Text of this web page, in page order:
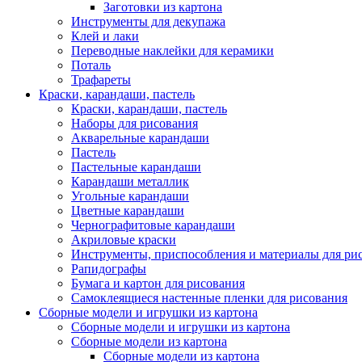
Заготовки из картона
Инструменты для декупажа
Клей и лаки
Переводные наклейки для керамики
Поталь
Трафареты
Краски, карандаши, пастель
Краски, карандаши, пастель
Наборы для рисования
Акварельные карандаши
Пастель
Пастельные карандаши
Карандаши металлик
Угольные карандаши
Цветные карандаши
Чернографитовые карандаши
Акриловые краски
Инструменты, приспособления и материалы для
Рапидографы
Бумага и картон для рисования
Самоклеящиеся настенные пленки для рисования
Сборные модели и игрушки из картона
Сборные модели и игрушки из картона
Сборные модели из картона
Сборные модели из картона